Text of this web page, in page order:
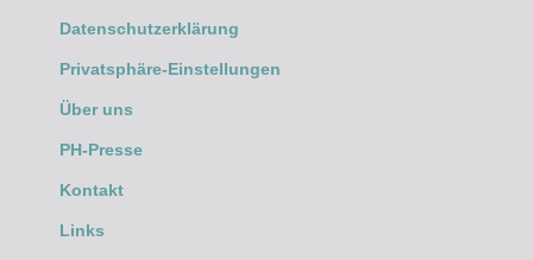
Datenschutzerklärung
Privatsphäre-Einstellungen
Über uns
PH-Presse
Kontakt
Links